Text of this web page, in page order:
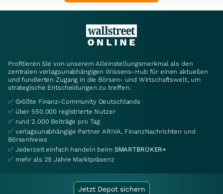
Profitieren Sie von unserem Alleinstellungsmerkmal als den
zentralen verlagsunabhängigen Wissens-Hub für einen aktuellen
und fundierten Zugang in die Börsen- und Wirtschaftswelt, um
strategische Entscheidungen zu treffen.
✅ Größte Finanz-Community Deutschlands
✅ über 550.000 registrierte Nutzer
✅ rund 2.000 Beiträge pro Tag
✅ verlagsunabhängige Partner ARIVA, FinanzNachrichten und
BörsenNews
✅ Jederzeit einfach handeln beim SMARTBROKER+
✅ mehr als 25 Jahre Marktpräsenz
Jetzt Depot sichern